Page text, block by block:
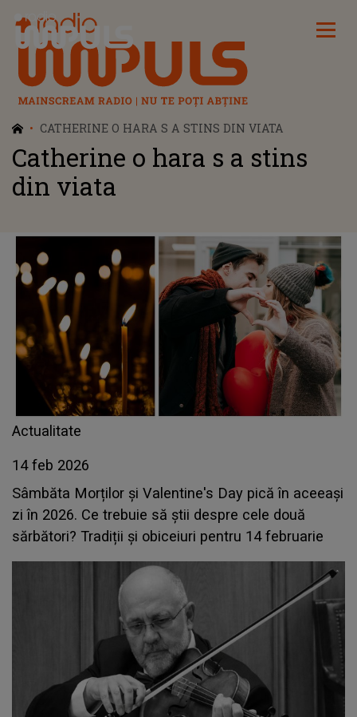
Radio Impuls
CATHERINE O HARA S A STINS DIN VIATA
Catherine o hara s a stins
din viata
Actualitate
14 feb 2026
Sâmbăta Morților și Valentine's Day pică în aceeași
zi în 2026. Ce trebuie să știi despre cele două
sărbători? Tradiții și obiceiuri pentru 14 februarie